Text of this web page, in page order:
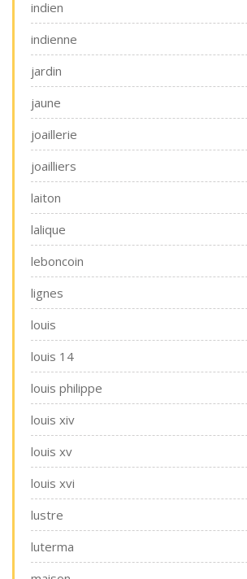
indien
indienne
jardin
jaune
joaillerie
joailliers
laiton
lalique
leboncoin
lignes
louis
louis 14
louis philippe
louis xiv
louis xv
louis xvi
lustre
luterma